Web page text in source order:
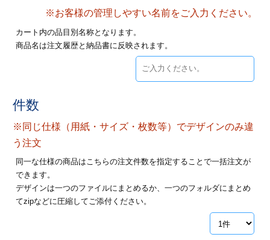
ファイル印刷
ァイル印刷
印刷
名刺印刷
ムカード印刷
刷
カード印刷
フォルダー
※お客様の管理しやすい名前をご入力ください。
カート内の品目別名称となります。
商品名は注文履歴と納品書に反映されます。
件数
※同じ仕様（用紙・サイズ・枚数等）でデザインのみ違
う注文
同一な仕様の商品はこちらの注文件数を指定することで一括注文が
できます。
デザインは一つのファイルにまとめるか、一つのフォルダにまとめ
てzipなどに圧縮してご添付ください。